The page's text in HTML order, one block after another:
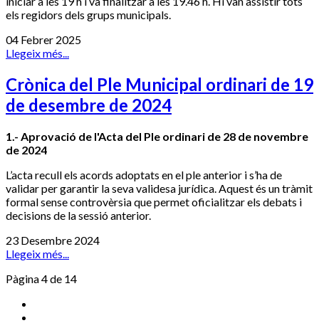
els regidors dels grups municipals.
04 Febrer 2025
Llegeix més...
Crònica del Ple Municipal ordinari de 19
de desembre de 2024
1.- Aprovació de l'Acta del Ple ordinari de 28 de novembre
de 2024
L’acta recull els acords adoptats en el ple anterior i s’ha de
validar per garantir la seva validesa jurídica. Aquest és un tràmit
formal sense controvèrsia que permet oficialitzar els debats i
decisions de la sessió anterior.
23 Desembre 2024
Llegeix més...
Pàgina 4 de 14